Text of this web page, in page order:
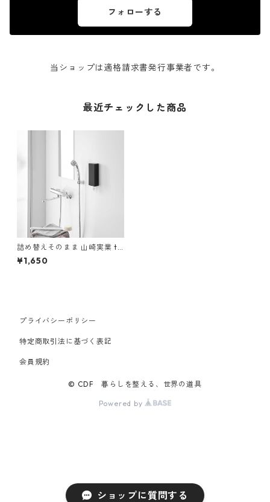
ショップに質問する
フォローする
当ショップは適格請求書発行事業者です。
最近チェックした商品
詰め替えそのまま 山崎実業 to
wer タワー マグネットバスル
ーム詰め替えパウチディスペ
¥1,650
プライバシーポリシー
特定商取引法に基づく表記
会員規約
© CDF 暮らしを整える、世界の道具
Powered by